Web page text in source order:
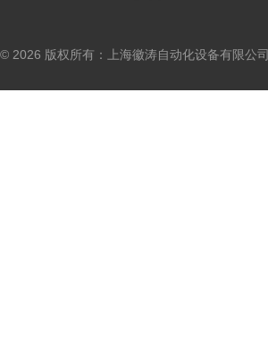
© 2026 版权所有：上海徽涛自动化设备有限公